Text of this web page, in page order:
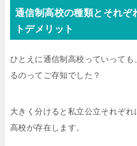
通信制高校の種類とそれぞ
トデメリット
ひとえに通信制高校っていっても
るのってご存知でした？
大きく分けると私立公立それぞ
高校が存在します。